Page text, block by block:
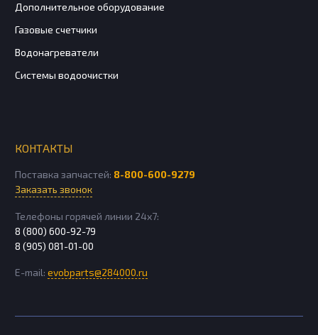
Дополнительное оборудование
Газовые счетчики
Водонагреватели
Системы водоочистки
КОНТАКТЫ
Поставка запчастей: 8-800-600-9279
Заказать звонок
Телефоны горячей линии 24х7:
8 (800) 600-92-79
8 (905) 081-01-00
E-mail: evobparts@284000.ru